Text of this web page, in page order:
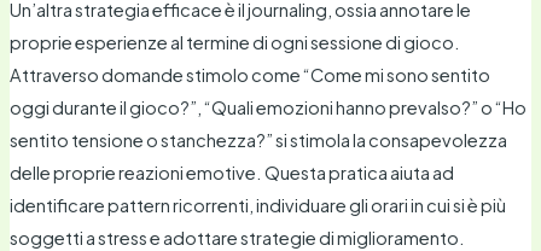
Un’altra strategia efficace è il journaling, ossia annotare le
proprie esperienze al termine di ogni sessione di gioco.
Attraverso domande stimolo come “Come mi sono sentito
oggi durante il gioco?”, “Quali emozioni hanno prevalso?” o “Ho
sentito tensione o stanchezza?” si stimola la consapevolezza
delle proprie reazioni emotive. Questa pratica aiuta ad
identificare pattern ricorrenti, individuare gli orari in cui si è più
soggetti a stress e adottare strategie di miglioramento.